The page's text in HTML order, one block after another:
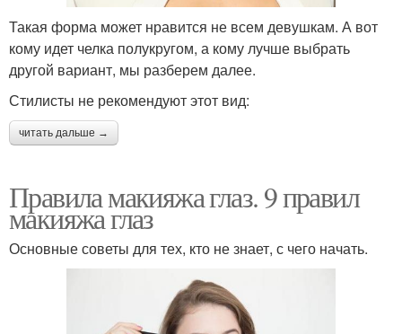
Такая форма может нравится не всем девушкам. А вот
кому идет челка полукругом, а кому лучше выбрать
другой вариант, мы разберем далее.
Стилисты не рекомендуют этот вид:
читать дальше →
Правила макияжа глаз. 9 правил
макияжа глаз
Основные советы для тех, кто не знает, с чего начать.